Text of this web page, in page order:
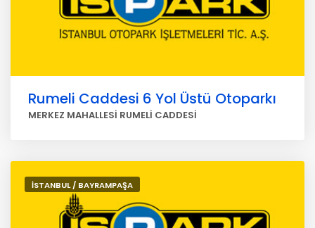
Rumeli Caddesi 6 Yol Üstü Otoparkı
MERKEZ MAHALLESİ RUMELİ CADDESİ
İSTANBUL / BAYRAMPAŞA